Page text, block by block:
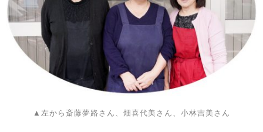
▲左から斎藤夢路さん、畑喜代美さん、小林吉美さん